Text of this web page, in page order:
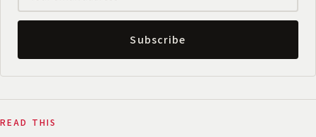
Subscribe
READ THIS